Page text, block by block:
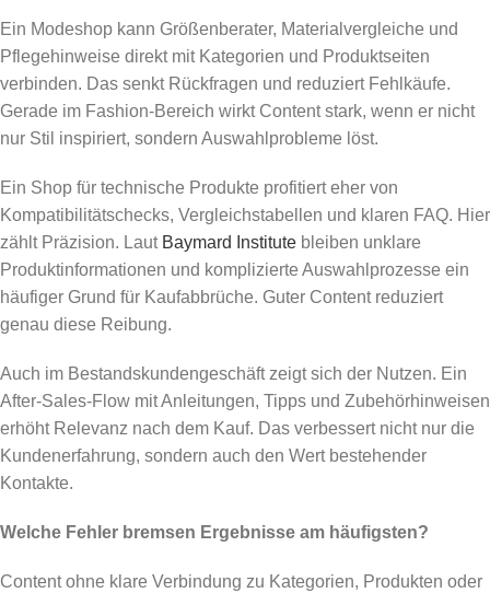
Ein Modeshop kann Größenberater, Materialvergleiche und
Pflegehinweise direkt mit Kategorien und Produktseiten
verbinden. Das senkt Rückfragen und reduziert Fehlkäufe.
Gerade im Fashion-Bereich wirkt Content stark, wenn er nicht
nur Stil inspiriert, sondern Auswahlprobleme löst.
Ein Shop für technische Produkte profitiert eher von
Kompatibilitätschecks, Vergleichstabellen und klaren FAQ. Hier
zählt Präzision. Laut Baymard Institute bleiben unklare
Produktinformationen und komplizierte Auswahlprozesse ein
häufiger Grund für Kaufabbrüche. Guter Content reduziert
genau diese Reibung.
Auch im Bestandskundengeschäft zeigt sich der Nutzen. Ein
After-Sales-Flow mit Anleitungen, Tipps und Zubehörhinweisen
erhöht Relevanz nach dem Kauf. Das verbessert nicht nur die
Kundenerfahrung, sondern auch den Wert bestehender
Kontakte.
Welche Fehler bremsen Ergebnisse am häufigsten?
Content ohne klare Verbindung zu Kategorien, Produkten oder